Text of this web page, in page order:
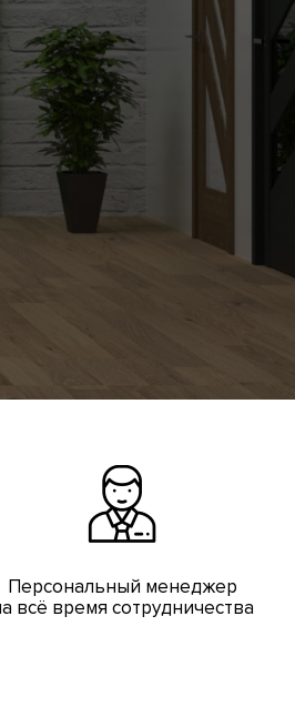
Персональный менеджер
всё время сотрудничества